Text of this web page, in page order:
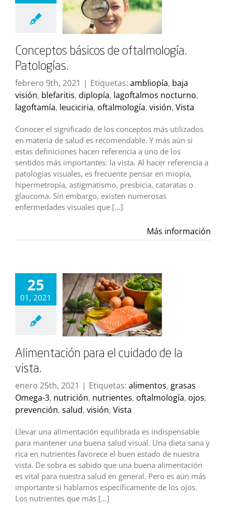
Conceptos básicos de oftalmología.
Patologías.
febrero 9th, 2021 | Etiquetas: ambliopía, baja
visión, blefaritis, diplopía, lagoftalmos nocturno,
lagoftamía, leuciciria, oftalmología, visión, Vista
Conocer el significado de los conceptos más utilizados
en materia de salud es recomendable. Y más aún si
estas definiciones hacen referencia a uno de los
sentidos más importantes: la vista. Al hacer referencia a
patologías visuales, es frecuente pensar en miopía,
hipermetropía, astigmatismo, presbicia, cataratas o
glaucoma. Sin embargo, existen numerosas
enfermedades visuales que [...]
Más información
25
01, 2021
Alimentación para el cuidado de la
vista.
enero 25th, 2021 | Etiquetas: alimentos, grasas
Omega-3, nutrición, nutrientes, oftalmología, ojos,
prevención, salud, visión, Vista
Llevar una alimentación equilibrada es indispensable
para mantener una buena salud visual. Una dieta sana y
rica en nutrientes favorece el buen estado de nuestra
vista. De sobra es sabido que una buena alimentación
es vital para nuestra salud en general. Pero es aún más
importante si hablamos específicamente de los ojos.
Los nutrientes que más [...]